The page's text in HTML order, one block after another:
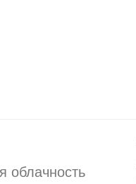
облачность